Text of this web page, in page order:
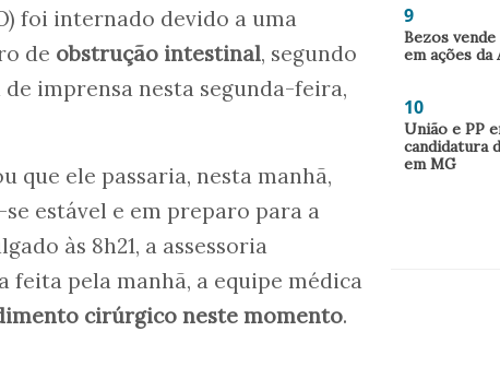
foi internado devido a uma
de obstrução intestinal, segundo
imprensa nesta segunda-feira,
que ele passaria, nesta manhã,
estável e em preparo para a
às 8h21, a assessoria
feita pela manhã, a equipe médica
cirúrgico neste momento.
9
Bezos
em ações da
10
União e PP
candidatura
em MG